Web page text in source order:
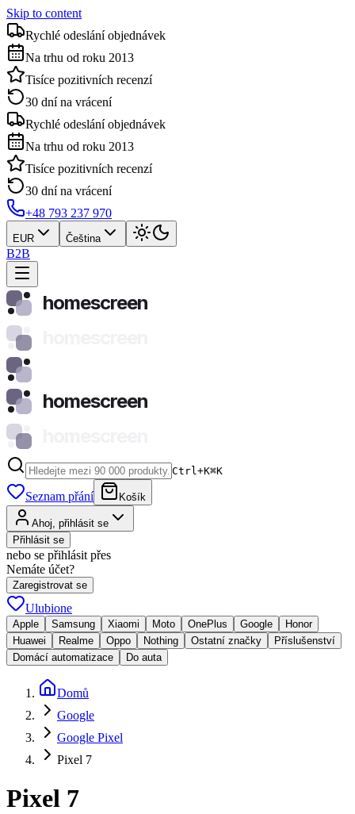
Skip to content
Rychlé odeslání objednávek
Na trhu od roku 2013
Tisíce pozitivních recenzí
30 dní na vrácení
Rychlé odeslání objednávek
Na trhu od roku 2013
Tisíce pozitivních recenzí
30 dní na vrácení
+48 793 237 970
EUR Čeština
B2B
homescreen
homescreen
Ctrl+K⌘K
Seznam přání Košík
Ahoj, přihlásit se
Přihlásit se
nebo se přihlásit přes
Nemáte účet?
Zaregistrovat se
Ulubione
Apple Samsung Xiaomi Moto OnePlus Google
Honor
Huawei
Realme Oppo Nothing Ostatní značky
Příslušenství
Domácí automatizace
Do auta
Domů
Google
Google Pixel
Pixel 7
Pixel 7